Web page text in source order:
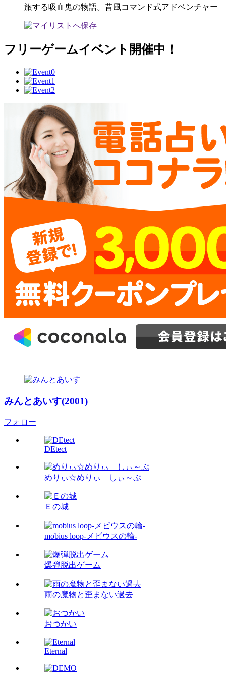
旅する吸血鬼の物語。昔風コマンド式アドベンチャー
フリーゲームイベント開催中！
みんとあいす(2001)
フォロー
DEtect
めりぃ☆めりぃ しぃ～ぷ
Ｅの城
mobius loop-メビウスの輪-
爆弾脱出ゲーム
雨の魔物と歪まない過去
おつかい
Eternal